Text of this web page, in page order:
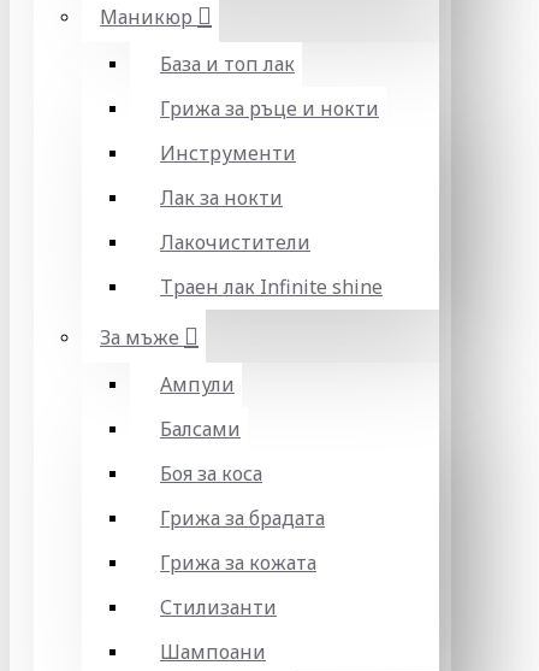
Маникюр
База и топ лак
Грижа за ръце и нокти
Инструменти
Лак за нокти
Лакочистители
Траен лак Infinite shine
За мъже
Ампули
Балсами
Боя за коса
Грижа за брадата
Грижа за кожата
Стилизанти
Шампоани